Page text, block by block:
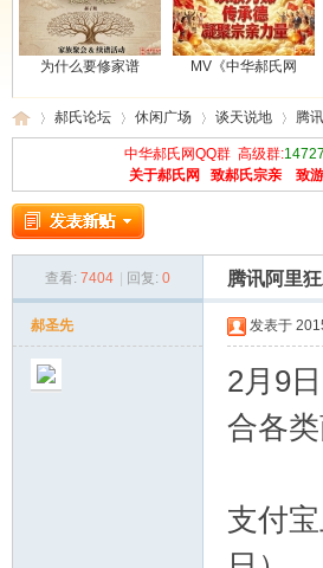
为什么要修家谱 MV《中华郝氏网
中 »
郝氏论坛
›
休闲广场 谈天说地 腾
中华郝氏网QQ群 高级群:
关于郝氏网
致郝氏宗亲 致
查看: 7404 回复: 0 腾讯阿里
郝圣先 发表于
2月9
合各
支付